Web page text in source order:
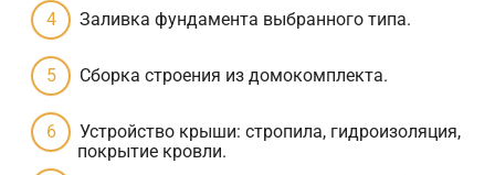
Заливка фундамента выбранного типа.
Сборка строения из домокомплекта.
Устройство крыши: стропила, гидроизоляция,
покрытие кровли.